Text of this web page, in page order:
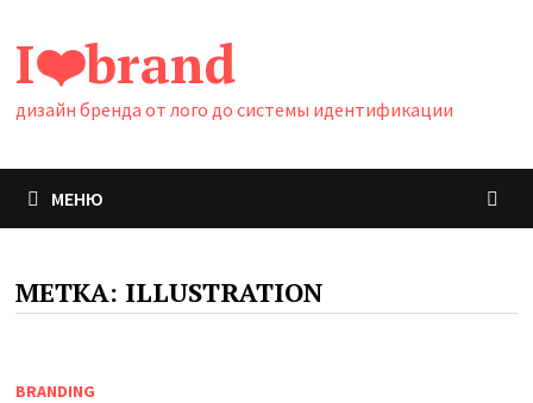
содержимому
I❤️brand
дизайн бренда от лого до системы идентификации
МЕНЮ
МЕТКА: ILLUSTRATION
BRANDING